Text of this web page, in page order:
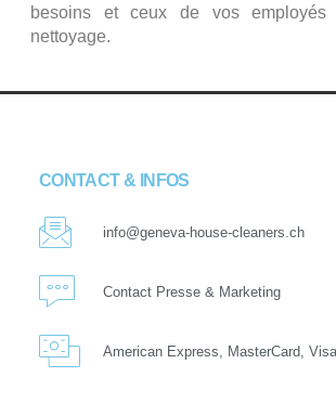
besoins et ceux de vos
nettoyage.
CONTACT & INFOS
info@geneva-house-cleaners.ch
Contact Presse & Marketing
American Express, MasterCard, Visa